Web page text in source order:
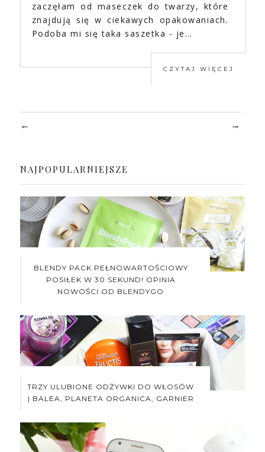
zaczęłam od maseczek do twarzy, które
znajdują się w ciekawych opakowaniach.
Podoba mi się taka saszetka - je…
CZYTAJ WIĘCEJ
← →
NAJPOPULARNIEJSZE
BLENDY PACK PEŁNOWARTOŚCIOWY
POSIŁEK W 30 SEKUND! OPINIA
NOWOŚCI OD BLENDYGO
TRZY ULUBIONE ODŻYWKI DO WŁOSÓW
| BALEA, PLANETA ORGANICA, GARNIER